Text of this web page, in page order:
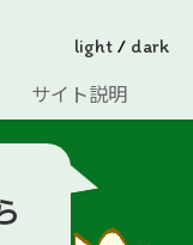
light / dark
サイト説明